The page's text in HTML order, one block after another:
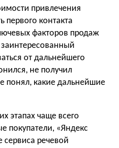
привлечения
первого контакта
факторов продаж
от дальнейшего
не получил
понял, какие дальнейшие
этапах чаще всего
покупатели, «Яндекс
сервиса речевой